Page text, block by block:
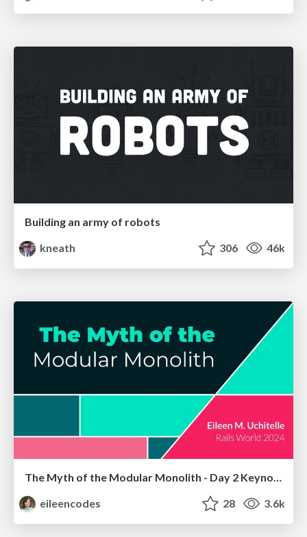
Building an army of robots
kneath
306 46k
eileencodes
28 3.6k